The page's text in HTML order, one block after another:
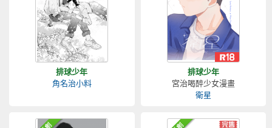
排球少年
角名治小料
排球少年
宮治喝醉少女漫畫
衛星